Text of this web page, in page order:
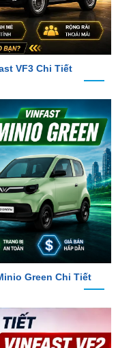
VF3 Chi Tiết
Green Chi Tiết